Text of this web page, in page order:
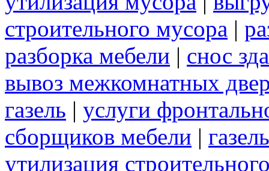
строительного мусора |
разборка мебели | снос
вывоз межкомнатных
газель | услуги
сборщиков мебели |
утилизация